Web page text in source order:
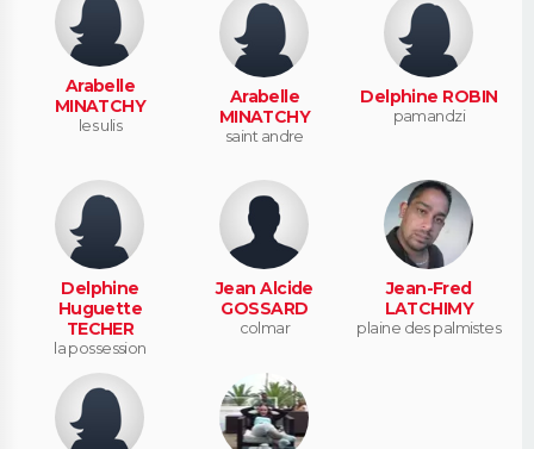
Arabelle
MINATCHY
les ulis
Arabelle
MINATCHY
saint andre
Delphine ROBIN
pamandzi
Delphine
Huguette
TECHER
la possession
Jean Alcide
GOSSARD
colmar
Jean-Fred
LATCHIMY
plaine des palmistes